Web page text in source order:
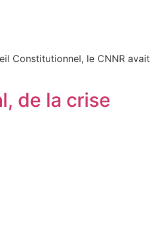
Constitutionnel, le CNNR avait
de la crise